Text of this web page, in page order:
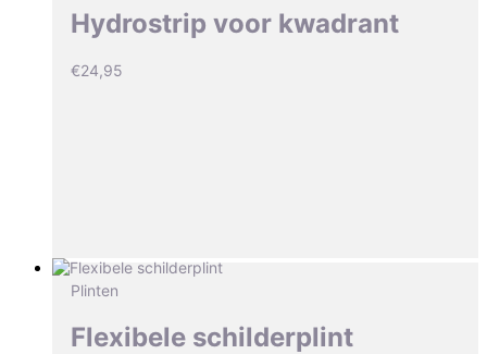
Hydrostrip voor kwadrant
€24,95
Plinten
Flexibele schilderplint